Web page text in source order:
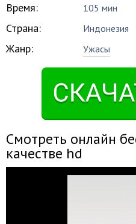
Время: 105 мин
Страна: Индонезия
Жанр: Ужасы
Смотреть онлайн
качестве hd